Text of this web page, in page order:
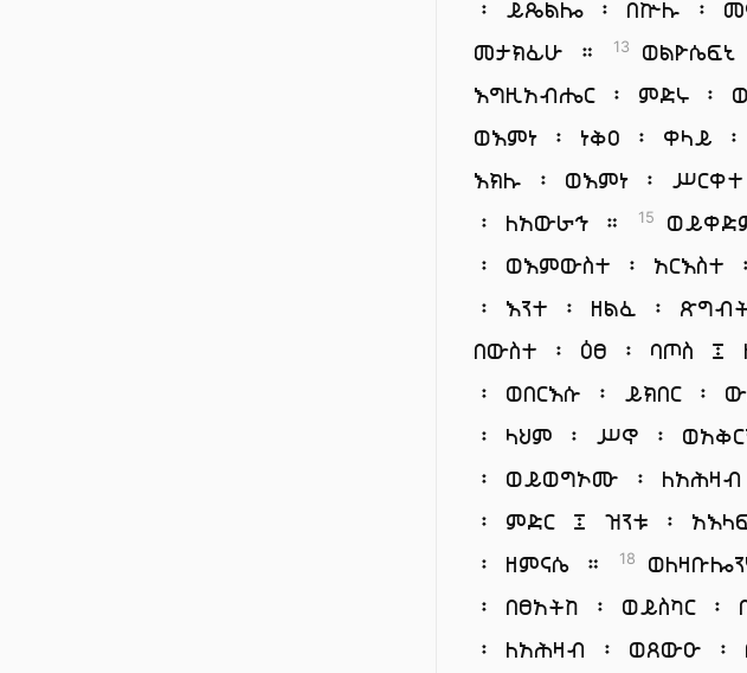
፡ ይጼልሎ ፡ በኵሉ ፡
መታክፊሁ ።
13
እግዚአብሔር ፡ ምድሩ ፡
ወእምነ ፡ ነቅዐ ፡ ቀላይ
እክሉ ፡ ወእምነ ፡
፡ ለአውራኅ ።
15
፡ ወእምውስተ ፡ አርእስተ
፡ እንተ ፡ ዘልፈ ፡
በውስተ ፡ ዕፀ ፡ ባጦስ ፤
፡ ወበርእሱ ፡ ይክበር ፡
፡ ላህም ፡ ሥኖ ፡
፡ ወይወግኦሙ ፡
፡ ምድር ፤ ዝንቱ ፡
፡ ዘምናሴ ።
18
፡ በፀአትከ ፡ ወይስካር ፡
፡ ለአሕዛብ ፡ ወጸውዑ